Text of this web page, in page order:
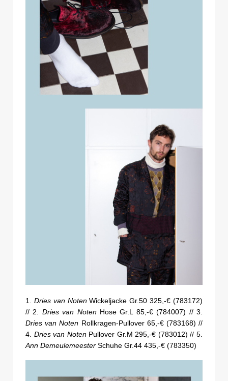
1. Dries van NotenWickeljacke Gr.50 325,-€ (783172)
// 2. Dries van NotenHose Gr.L 85,-€ (784007) // 3.
Dries van Noten Rollkragen-Pullover 65,-€ (783168) //
4. Dries van NotenPullover Gr.M 295,-€ (783012) // 5.
Ann Demeulemeester Schuhe Gr.44 435,-€ (783350)